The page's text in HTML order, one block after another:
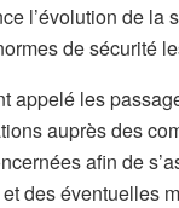
l’évolution de la
de sécurité
appelé les
auprès des
afin de
des éventuelles